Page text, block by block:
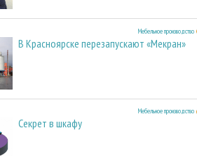
Мебельное производство
В Красноярске перезапускают «Мекран»
Мебельное производство
Секрет в шкафу